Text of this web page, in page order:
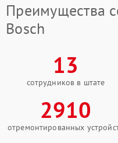
Преимущества
Bosch
13
сотрудников в штате
2910
отремонтированных